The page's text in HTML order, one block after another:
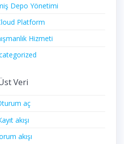
Depo Yönetimi
Platform
Hizmeti
Veri
aç
akışı
akışı